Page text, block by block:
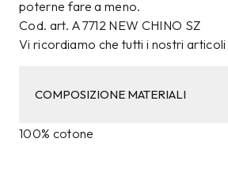
poterne fare a meno.
Cod. art. A7712 NEW CHINO SZ
Vi ricordiamo che tutti i nostri
COMPOSIZIONE MATERIALI
100% cotone